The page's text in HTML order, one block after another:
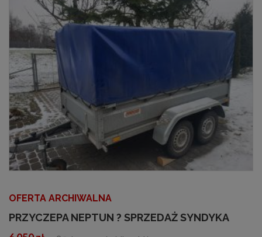
OFERTA ARCHIWALNA
PRZYCZEPA NEPTUN ? SPRZEDAŻ SYNDYKA